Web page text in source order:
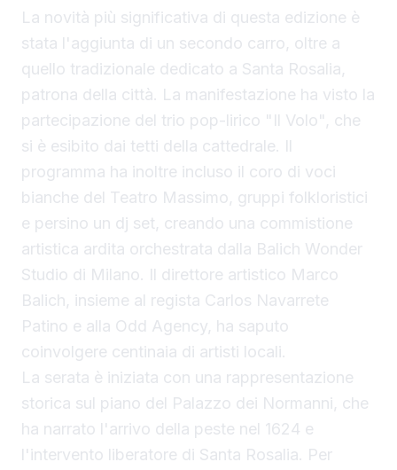
La novità più significativa di questa edizione è
stata l'aggiunta di un secondo carro, oltre a
quello tradizionale dedicato a Santa Rosalia,
patrona della città. La manifestazione ha visto la
partecipazione del trio pop-lirico "Il Volo", che
si è esibito dai tetti della cattedrale. Il
programma ha inoltre incluso il coro di voci
bianche del Teatro Massimo, gruppi folkloristici
e persino un dj set, creando una commistione
artistica ardita orchestrata dalla Balich Wonder
Studio di Milano. Il direttore artistico Marco
Balich, insieme al regista Carlos Navarrete
Patino e alla Odd Agency, ha saputo
coinvolgere centinaia di artisti locali.
La serata è iniziata con una rappresentazione
storica sul piano del Palazzo dei Normanni, che
ha narrato l'arrivo della peste nel 1624 e
l'intervento liberatore di Santa Rosalia. Per